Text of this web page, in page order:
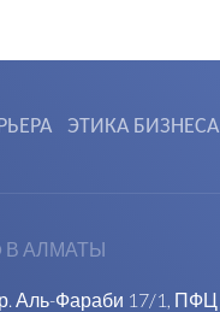
ЭТИКА БИЗНЕСА
В АЛМАТЫ
Аль-Фараби 17/1, ПФЦ